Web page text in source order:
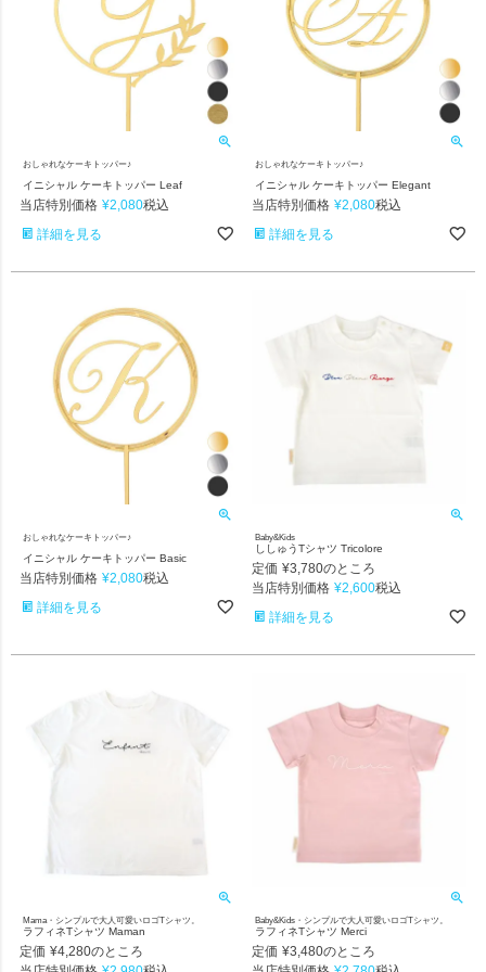
おしゃれなケーキトッパー♪
イニシャル ケーキトッパー Leaf
当店特別価格 ¥2,080税込
詳細を見る
おしゃれなケーキトッパー♪
イニシャル ケーキトッパー Elegant
当店特別価格 ¥2,080税込
詳細を見る
おしゃれなケーキトッパー♪
イニシャル ケーキトッパー Basic
当店特別価格 ¥2,080税込
詳細を見る
Baby&Kids
ししゅうTシャツ Tricolore
定価 ¥3,780のところ
当店特別価格 ¥2,600税込
詳細を見る
Mama・シンプルで大人可愛いロゴTシャツ。
ラフィネTシャツ Maman
定価 ¥4,280のところ
Baby&Kids・シンプルで大人可愛いロゴTシャツ。
ラフィネTシャツ Merci
定価 ¥3,480のところ